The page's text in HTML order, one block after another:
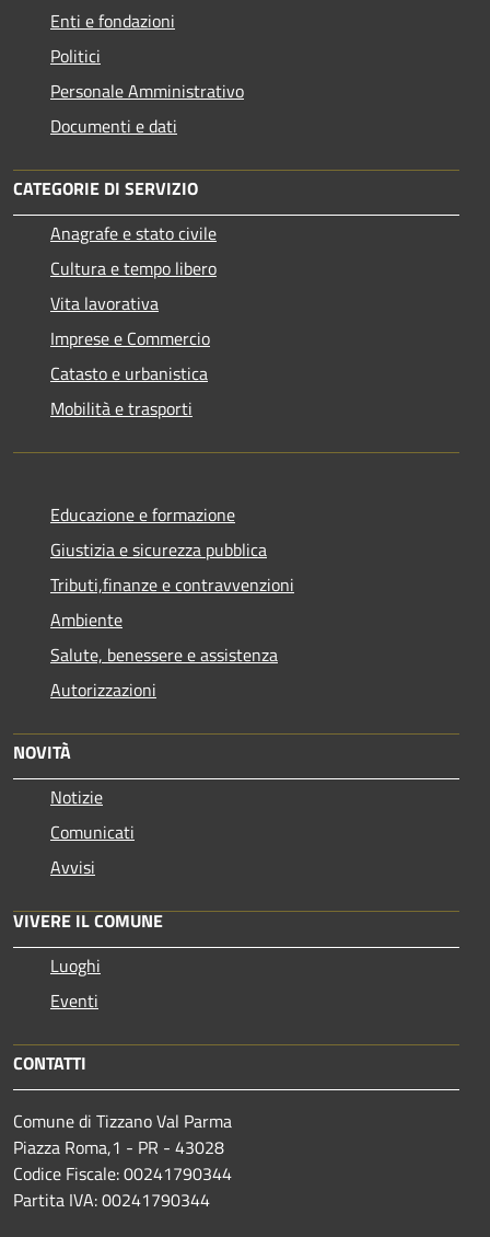
Enti e fondazioni
Politici
Personale Amministrativo
Documenti e dati
CATEGORIE DI SERVIZIO
Anagrafe e stato civile
Cultura e tempo libero
Vita lavorativa
Imprese e Commercio
Catasto e urbanistica
Mobilità e trasporti
Educazione e formazione
Giustizia e sicurezza pubblica
Tributi,finanze e contravvenzioni
Ambiente
Salute, benessere e assistenza
Autorizzazioni
NOVITÀ
Notizie
Comunicati
Avvisi
VIVERE IL COMUNE
Luoghi
Eventi
CONTATTI
Comune di Tizzano Val Parma
Piazza Roma,1 - PR - 43028
Codice Fiscale: 00241790344
Partita IVA: 00241790344